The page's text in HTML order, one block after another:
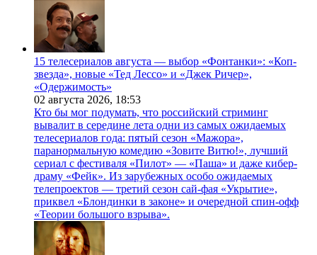
15 телесериалов августа — выбор «Фонтанки»: «Коп-
звезда», новые «Тед Лессо» и «Джек Ричер»,
«Одержимость»
02 августа 2026, 18:53
Кто бы мог подумать, что российский стриминг
вывалит в середине лета одни из самых ожидаемых
телесериалов года: пятый сезон «Мажора»,
паранормальную комедию «Зовите Витю!», лучший
сериал с фестиваля «Пилот» — «Паша» и даже кибер-
драму «Фейк». Из зарубежных особо ожидаемых
телепроектов — третий сезон сай-фая «Укрытие»,
приквел «Блондинки в законе» и очередной спин-офф
«Теории большого взрыва».